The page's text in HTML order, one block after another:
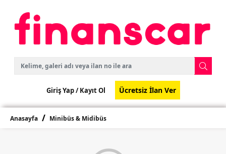
Giriş Yap /Kayıt Ol Ücretsiz İlan Ver
Anasayfa Minibüs & Midibüs